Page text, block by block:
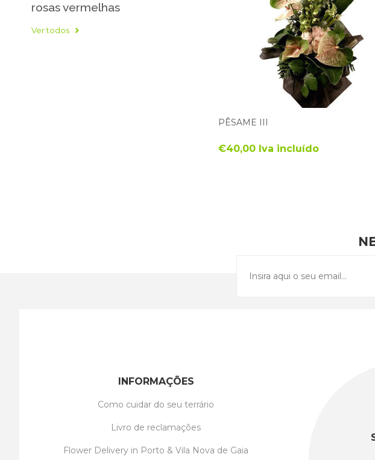
PÊSAME III
€40,00 Iva incluído
rosas vermelhas
Ver todos
INFORMAÇÕES
Como cuidar do seu terrário
Livro de reclamações
Flower Delivery in Porto & Vila Nova de Gaia